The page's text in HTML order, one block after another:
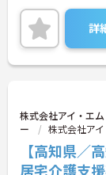
正社員は病院
デイサービスに
ださい。
詳
株式会社アイ・エ
ー
株式会社ア
【高知県／
居宅介護支